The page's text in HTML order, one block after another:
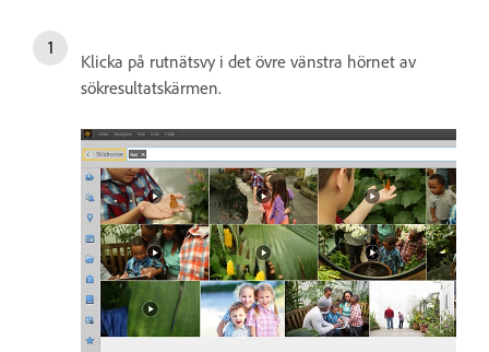
Klicka på rutnätsvy i det övre vänstra hörnet av
sökresultatskärmen.